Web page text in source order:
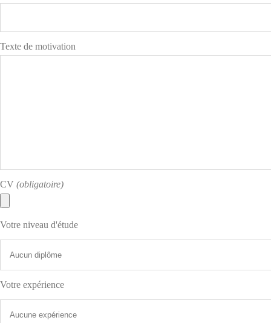
Texte de motivation
CV (obligatoire)
Votre niveau d'étude
Votre expérience